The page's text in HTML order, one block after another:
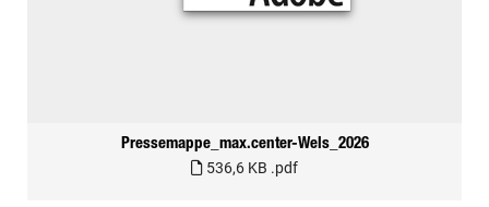
Pressemappe_max.center-Wels_2026
536,6 KB .pdf